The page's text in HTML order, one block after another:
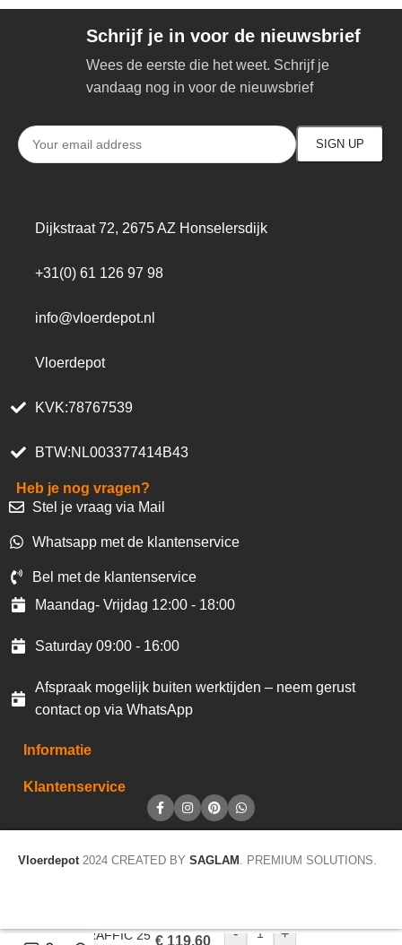
Schrijf je in voor de nieuwsbrief
Wees de eerste die het weet. Schrijf je
vandaag nog in voor de nieuwsbrief
Dijkstraat 72, 2675 AZ Honselersdijk
+31(0) 61 126 97 98
info@vloerdepot.nl
Vloerdepot
KVK:78767539
BTW:NL003377414B43
Heb je nog vragen?
Stel je vraag via Mail
Whatsapp met de klantenservice
Bel met de klantenservice
Maandag- Vrijdag 12:00 - 18:00
Saturday 09:00 - 16:00
Afspraak mogelijk buiten werktijden – neem gerust
contact op via WhatsApp
Informatie
Klantenservice
Vloerdepot 2024 CREATED BY SAGLAM . PREMIUM SOLUTIONS.
CV TRAFFIC 25 € 119,60 - +